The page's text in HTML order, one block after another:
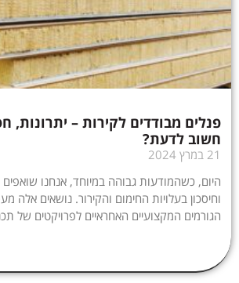
פנלים מבודדים לקירות – יתרונות,
חשוב לדעת?
21 במרץ 2024
היום, כשהמודעות גבוהה במיוחד, אנחנו שואפים
וחיסכון בעלויות החימום והקירור. נושאים אלה
הגורמים המקצועיים האחראיים לפרויקטים של